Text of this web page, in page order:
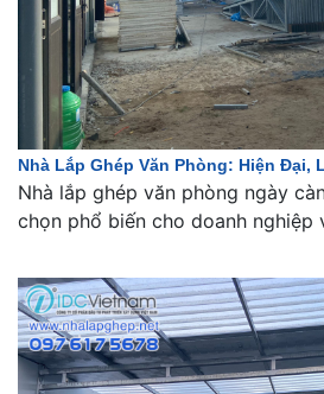
Nhà Lắp Ghép Văn Phòng: Hiện Đại,
Nhà lắp ghép văn phòng ngày
chọn phổ biến cho doanh nghiệp